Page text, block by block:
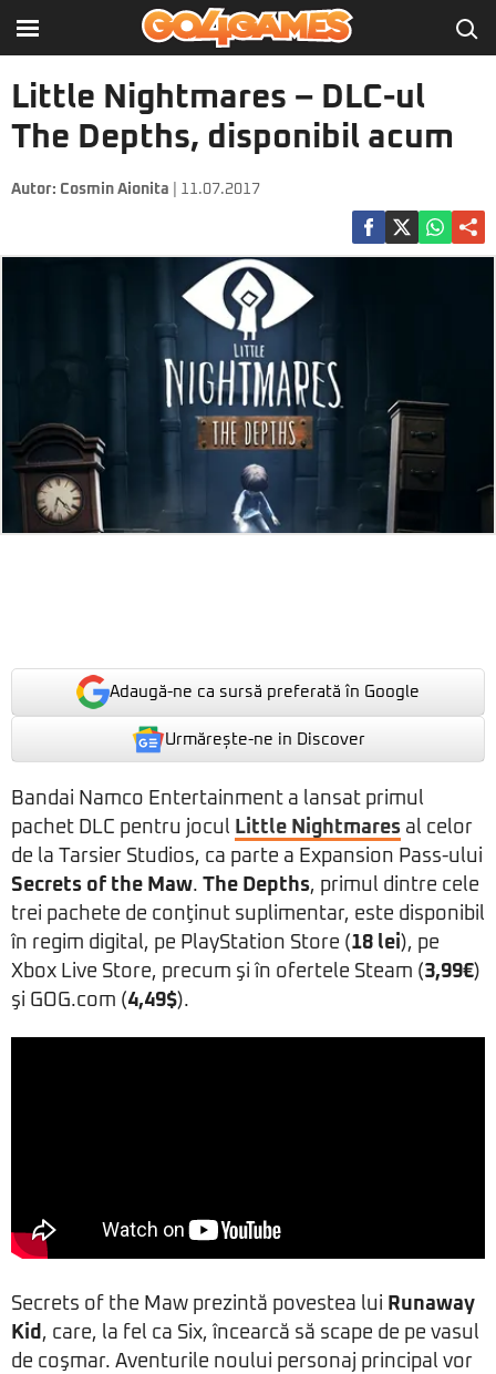
Little Nightmares – DLC-ul
The Depths, disponibil acum
Autor: Cosmin Aionita | 11.07.2017
Adaugă-ne ca sursă preferată în Google
Urmărește-ne in Discover
Bandai Namco Entertainment a lansat primul
pachet DLC pentru jocul Little Nightmares al celor
de la Tarsier Studios, ca parte a Expansion Pass-ului
Secrets of the Maw. The Depths, primul dintre cele
trei pachete de conţinut suplimentar, este disponibil
în regim digital, pe PlayStation Store (18 lei), pe
Xbox Live Store, precum şi în ofertele Steam (3,99€)
şi GOG.com (4,49$).
Secrets of the Maw prezintă povestea lui Runaway
Kid , care, la fel ca Six, încearcă să scape de pe vasul
de coşmar. Aventurile noului personaj principal vor